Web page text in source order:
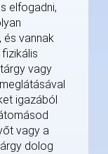
elfogadni,
és vannak
vagy
igazából
vagy a
dolog